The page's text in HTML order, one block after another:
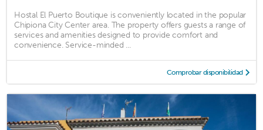
Hostal El Puerto Boutique is conveniently located in the popular
Chipiona City Center area. The property offers guests a range of
services and amenities designed to provide comfort and
convenience. Service-minded ...
Comprobar disponibilidad